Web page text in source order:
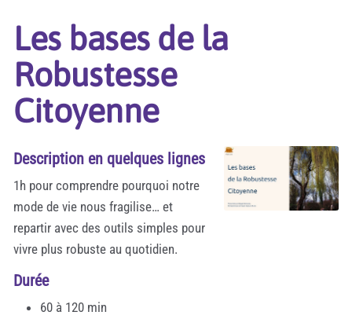
Les bases de la
Robustesse
Citoyenne
Description en quelques lignes
1h pour comprendre pourquoi notre
mode de vie nous fragilise… et
repartir avec des outils simples pour
vivre plus robuste au quotidien.
Durée
60 à 120 min